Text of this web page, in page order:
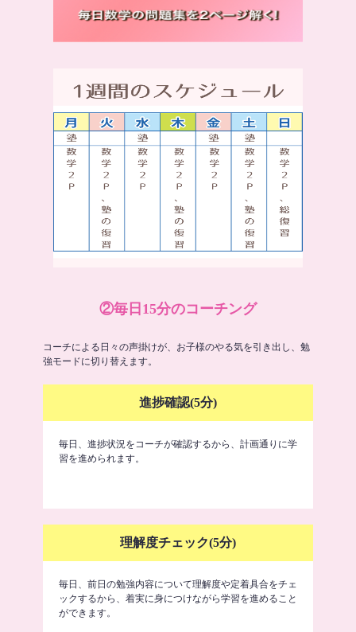
②毎日15分のコーチング
コーチによる日々の声掛けが、お子様のやる気を引き出し、勉
強モードに切り替えます。
進捗確認(5分)
毎日、進捗状況をコーチが確認するから、計画通りに学
習を進められます。
理解度チェック(5分)
毎日、前日の勉強内容について理解度や定着具合をチェ
ックするから、着実に身につけながら学習を進めること
ができます。